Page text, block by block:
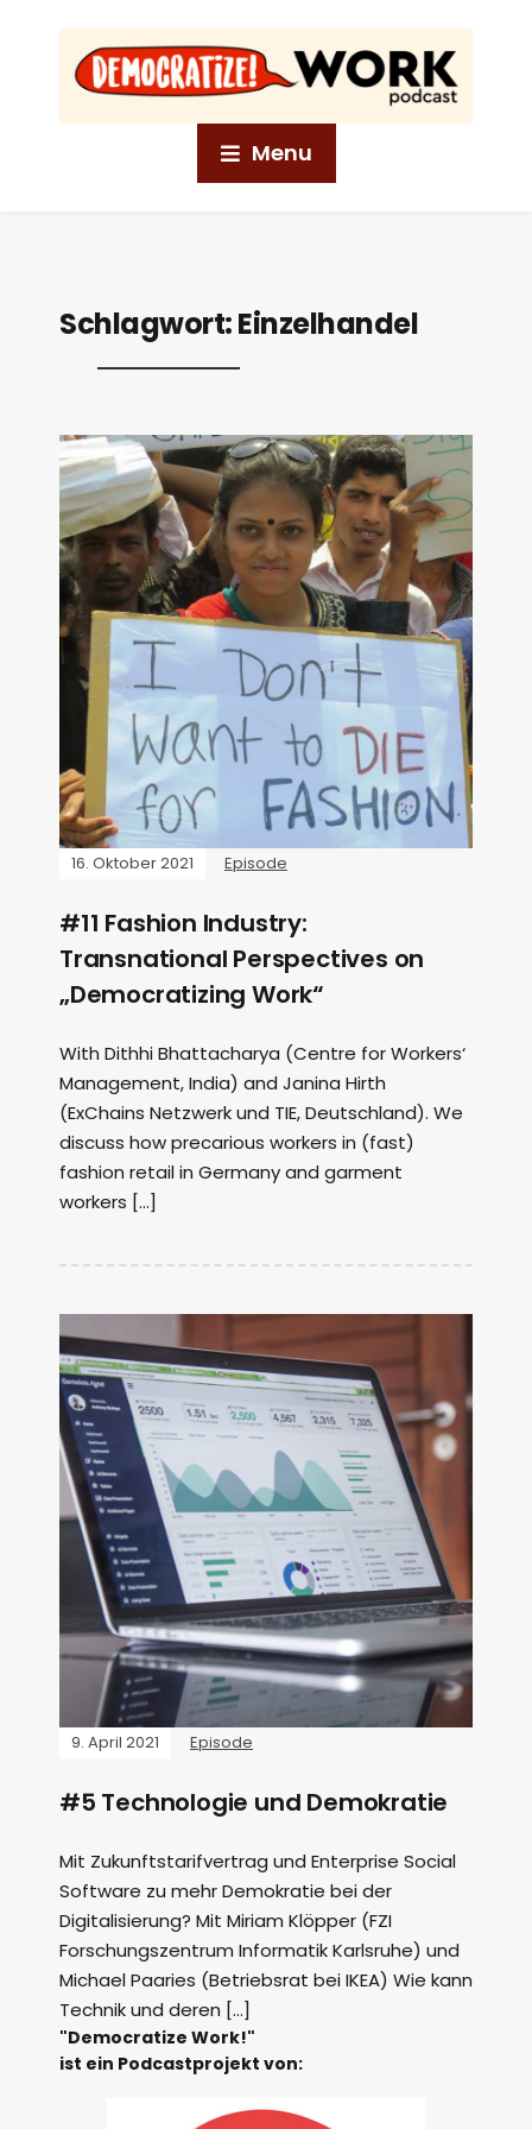
Menu
Schlagwort:Einzelhandel
16. Oktober 2021 Episode
#11 Fashion Industry:
Transnational Perspectives on
„Democratizing Work“
With Dithhi Bhattacharya (Centre for Workers‘
Management, India) and Janina Hirth
(ExChains Netzwerk und TIE, Deutschland). We
discuss how precarious workers in (fast)
fashion retail in Germany and garment
workers […]
9. April 2021 Episode
#5 Technologie und Demokratie
Mit Zukunftstarifvertrag und Enterprise Social
Software zu mehr Demokratie bei der
Digitalisierung? Mit Miriam Klöpper (FZI
Forschungszentrum Informatik Karlsruhe) und
Michael Paaries (Betriebsrat bei IKEA) Wie kann
Technik und deren […]
"Democratize Work!"
ist ein Podcastprojekt von: